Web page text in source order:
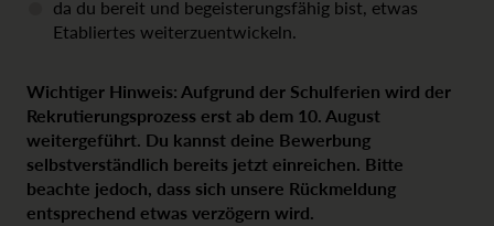
da du bereit und begeisterungsfähig bist, etwas
Etabliertes weiterzuentwickeln.
Wichtiger Hinweis:Aufgrund der Schulferien wird der
Rekrutierungsprozess erst ab dem 10. August
weitergeführt. Du kannst deine Bewerbung
selbstverständlich bereits jetzt einreichen. Bitte
beachte jedoch, dass sich unsere Rückmeldung
entsprechend etwas verzögern wird.